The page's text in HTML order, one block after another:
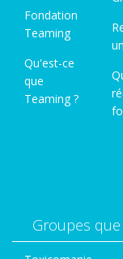
Fondation
Teaming
Qu'est-ce
que
Teaming ?
Groupes